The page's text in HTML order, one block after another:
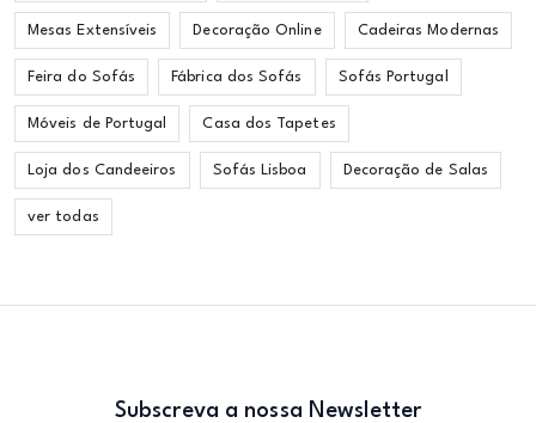
Mesas Extensíveis Decoração Online Cadeiras Modernas
Feira do Sofás Fábrica dos Sofás Sofás Portugal
Móveis de Portugal Casa dos Tapetes
Loja dos Candeeiros Sofás Lisboa Decoração de Salas
ver todas
Subscreva a nossa Newsletter